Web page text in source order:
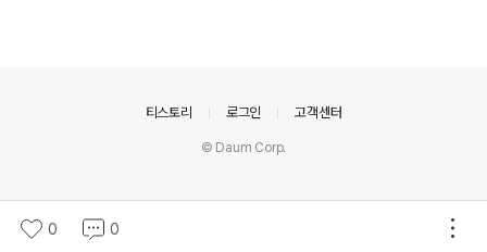
0 0
티스토리 로그인 고객센터
© Daum Corp.